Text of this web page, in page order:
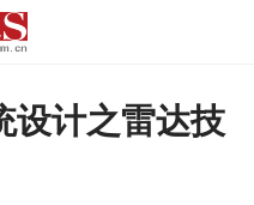
设计之雷达技